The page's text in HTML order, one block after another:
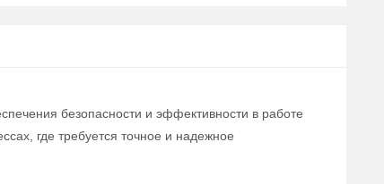
безопасности и эффективности в работе
где требуется точное и надежное